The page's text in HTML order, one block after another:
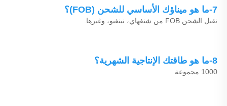
7-ما هو ميناؤك الأساسي للشحن (FOB)؟
نقبل الشحن FOB من شنغهاي، نينغبو، وغيرها.
8-ما هو طاقتك الإنتاجية الشهرية؟
1000 مجموعة